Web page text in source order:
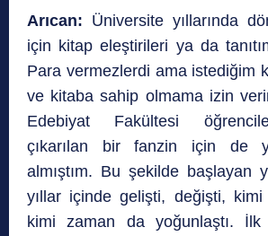
Arıcan: Üniversite yıllarında
için kitap eleştirileri ya da
Para vermezlerdi ama istediğim
ve kitaba sahip olmama izin
Edebiyat Fakültesi
çıkarılan bir fanzin için de
almıştım. Bu şekilde başlayan
yıllar içinde gelişti, değişti, kimi
kimi zaman da yoğunlaştı.